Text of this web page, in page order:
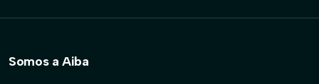
Somos a Aiba